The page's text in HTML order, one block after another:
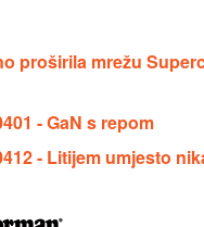
proširila mrežu
- GaN s repom
- Litijem umjesto